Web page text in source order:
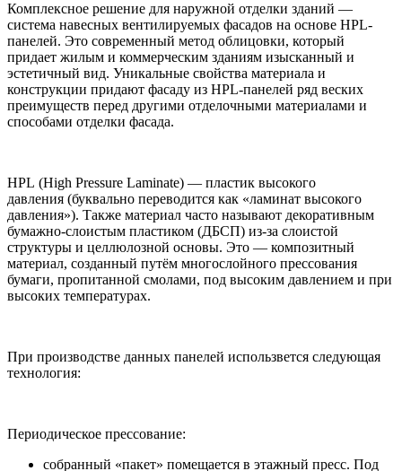
Комплексное решение для наружной отделки зданий —
система навесных вентилируемых фасадов на основе НРL-
панелей. Это современный метод облицовки, который
придает жилым и коммерческим зданиям изысканный и
эстетичный вид. Уникальные свойства материала и
конструкции придают фасаду из HPL-панелей ряд веских
преимуществ перед другими отделочными материалами и
способами отделки фасада.
HPL (High Pressure Laminate) — пластик высокого
давления (буквально переводится как «ламинат высокого
давления»). Также материал часто называют декоративным
бумажно-слоистым пластиком (ДБСП) из-за слоистой
структуры и целлюлозной основы. Это — композитный
материал, созданный путём многослойного прессования
бумаги, пропитанной смолами, под высоким давлением и при
высоких температурах.
При производстве данных панелей использвется следующая
технология:
Периодическое прессование:
собранный «пакет» помещается в этажный пресс. Под